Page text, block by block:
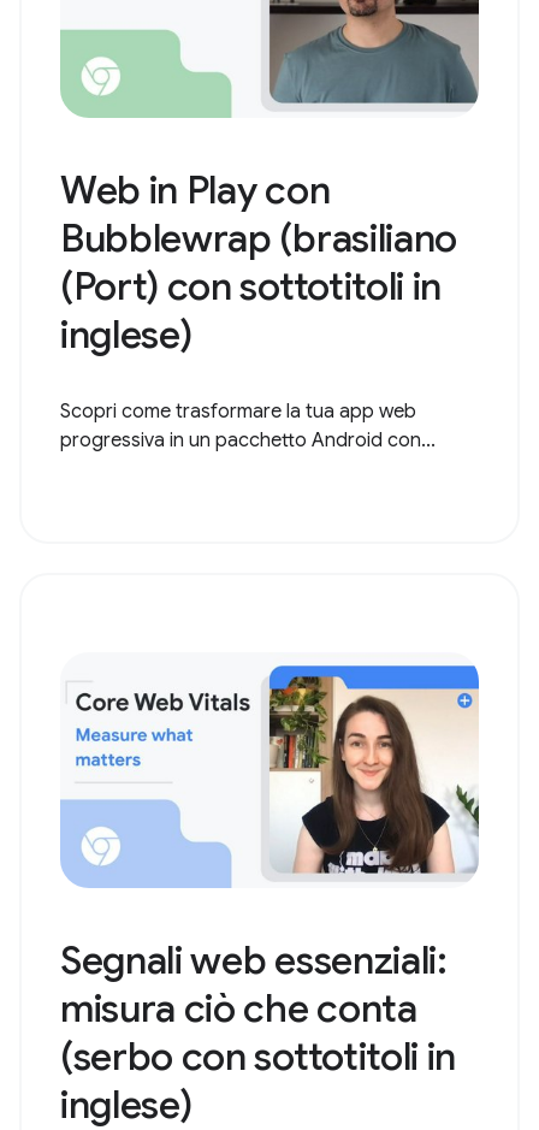
Web in Play con
Bubblewrap (brasiliano
(Port) con sottotitoli in
inglese)
Scopri come trasformare la tua app web
progressiva in un pacchetto Android con...
Segnali web essenziali:
misura ciò che conta
(serbo con sottotitoli in
inglese)